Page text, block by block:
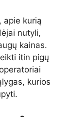
apie kurią
nutyli,
kainas.
itin pigų
kurios